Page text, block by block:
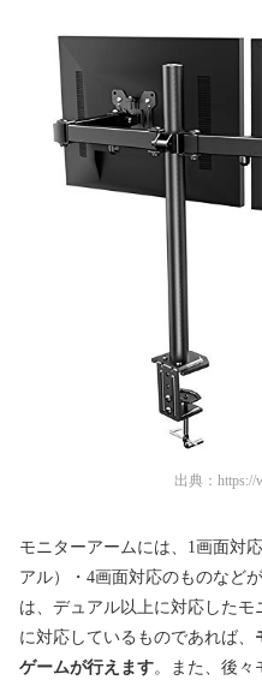
出典： https://
モニターアームには、1画面対
アル）・4画面対応のものなど
は、デュアル以上に対応した
に対応しているものであれば、
ゲームが行えます。また、後々